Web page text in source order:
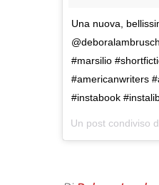
Una nuova,
#marsilio
#americanwriters
#instabook
Un post condiviso